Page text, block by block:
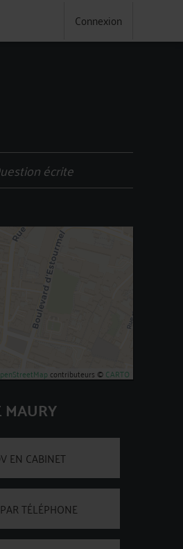
Connexion
écrite
contributeurs ©CARTO
MAURY
EN CABINET
TÉLÉPHONE